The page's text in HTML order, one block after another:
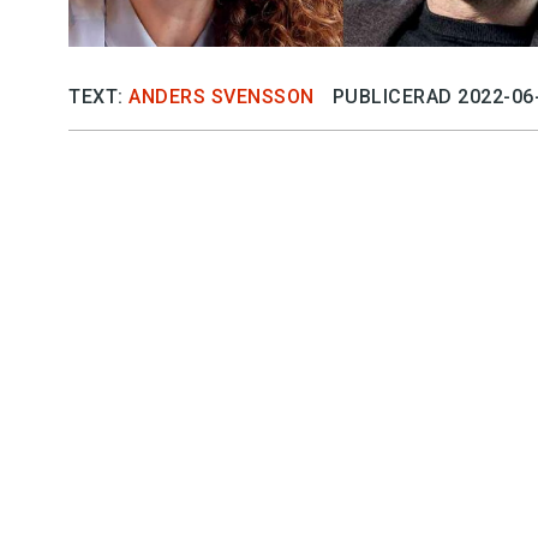
TEXT: ANDERS SVENSSON PUBLICERAD 2022-